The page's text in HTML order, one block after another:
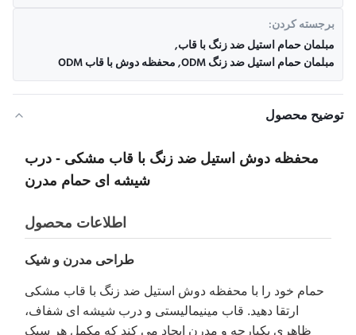
برجسته کردن:
مبلمان حمام استیل ضد زنگ با قاب,
مبلمان حمام استیل ضد زنگ ODM ,محفظه دوش با قاب ODM
توضیح محصول
محفظه دوش استیل ضد زنگ با قاب مشکی - درب
شیشه ای حمام مدرن
اطلاعات محصول
طراحی مدرن و شیک
حمام خود را با محفظه دوش استیل ضد زنگ با قاب مشکی
ارتقا دهید. قاب مینیمالیستی و درب شیشه ای شفاف،
ظاهری یکپارچه و مدرن ایجاد می کند که مکمل هر سبک